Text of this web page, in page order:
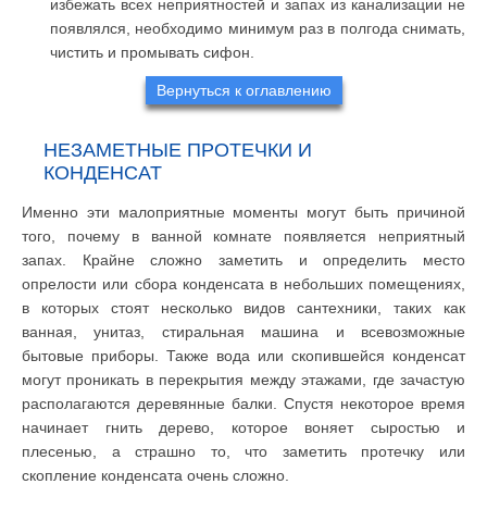
избежать всех неприятностей и запах из канализации не
появлялся, необходимо минимум раз в полгода снимать,
чистить и промывать сифон.
Вернуться к оглавлению
НЕЗАМЕТНЫЕ ПРОТЕЧКИ И
КОНДЕНСАТ
Именно эти малоприятные моменты могут быть причиной
того, почему в ванной комнате появляется неприятный
запах. Крайне сложно заметить и определить место
опрелости или сбора конденсата в небольших помещениях,
в которых стоят несколько видов сантехники, таких как
ванная, унитаз, стиральная машина и всевозможные
бытовые приборы. Также вода или скопившейся конденсат
могут проникать в перекрытия между этажами, где зачастую
располагаются деревянные балки. Спустя некоторое время
начинает гнить дерево, которое воняет сыростью и
плесенью, а страшно то, что заметить протечку или
скопление конденсата очень сложно.